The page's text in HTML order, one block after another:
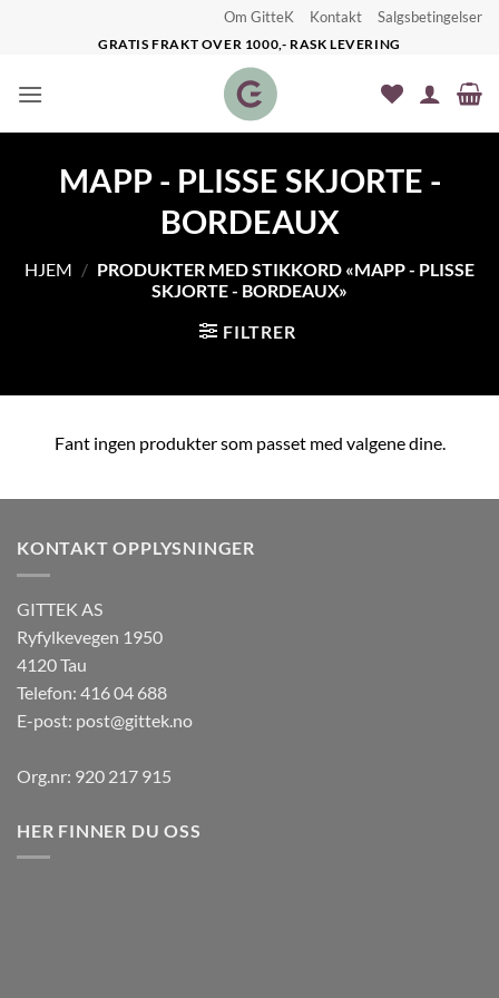
Om GitteK Kontakt Salgsbetingelser
GRATIS FRAKT OVER 1000,- RASK LEVERING
MAPP - PLISSE SKJORTE -
BORDEAUX
HJEM / PRODUKTER MED STIKKORD «MAPP - PLISSE
SKJORTE - BORDEAUX»
FILTRER
Fant ingen produkter som passet med valgene dine.
KONTAKT OPPLYSNINGER
GITTEK AS
Ryfylkevegen 1950
4120 Tau
Telefon: 416 04 688
E-post: post@gittek.no
Org.nr: 920 217 915
HER FINNER DU OSS